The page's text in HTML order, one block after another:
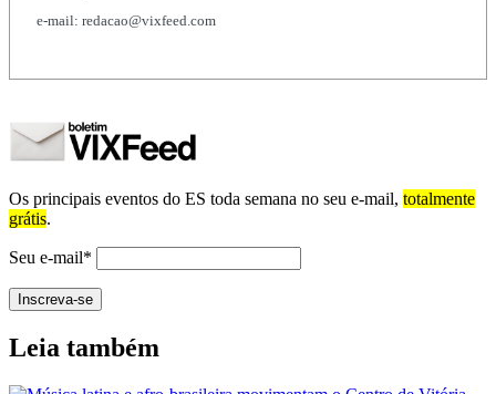
e-mail: redacao@vixfeed.com
Os principais eventos do ES toda semana no seu e-mail, totalmente
grátis.
Seu e-mail*
Leia também